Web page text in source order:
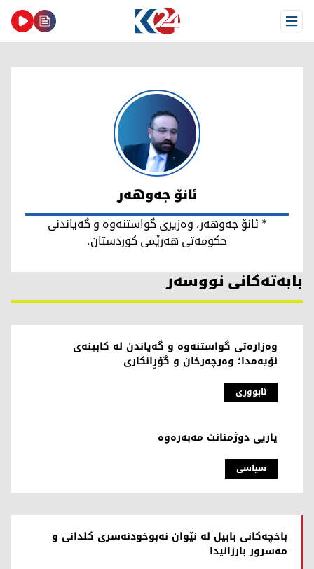
Open Menu
ئانۆ جەوهەر
ئانۆ جەوهەر
* ئانۆ جەوهەر، وەزیری گواستنەوە و گەیاندنی
حکومەتی هەرێمی کوردستان.
بابەتەکانی نووسەر
ئابووری
وەزارەتی گواستنەوە و گەیاندن لە کابینەی
نۆیەمدا؛ وەرچەرخان و گۆڕانکاری
سیاسی
ياریی دوژمنانت مەبەرەوە
باخچەکانی بابیل لە نێوان نەبوخودنەسرى کلدانی و
مەسرور بارزانیدا